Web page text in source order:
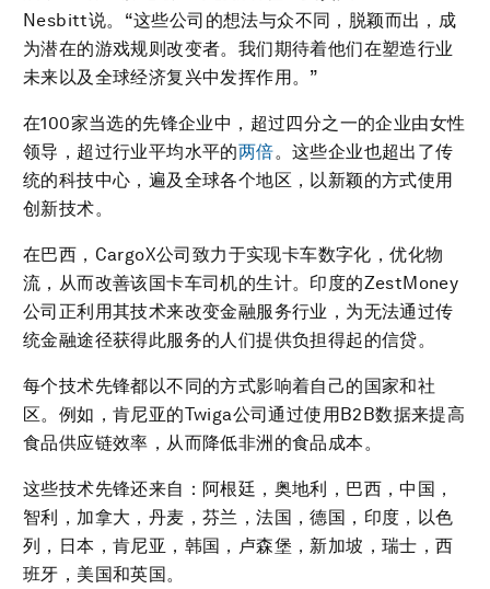
Nesbitt说。“这些公司的想法与众不同，脱颖而出，成
为潜在的游戏规则改变者。我们期待着他们在塑造行业
未来以及全球经济复兴中发挥作用。”
在100家当选的先锋企业中，超过四分之一的企业由女性
领导，超过行业平均水平的两倍。这些企业也超出了传
统的科技中心，遍及全球各个地区，以新颖的方式使用
创新技术。
在巴西，CargoX公司致力于实现卡车数字化，优化物
流，从而改善该国卡车司机的生计。印度的ZestMoney
公司正利用其技术来改变金融服务行业，为无法通过传
统金融途径获得此服务的人们提供负担得起的信贷。
每个技术先锋都以不同的方式影响着自己的国家和社
区。例如，肯尼亚的Twiga公司通过使用B2B数据来提高
食品供应链效率，从而降低非洲的食品成本。
这些技术先锋还来自：阿根廷，奥地利，巴西，中国，
智利，加拿大，丹麦，芬兰，法国，德国，印度，以色
列，日本，肯尼亚，韩国，卢森堡，新加坡，瑞士，西
班牙，美国和英国。